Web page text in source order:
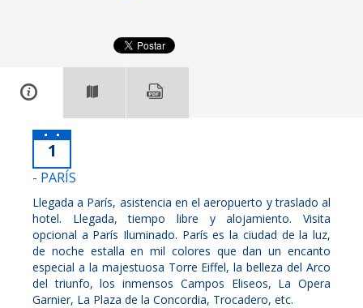
1
- PARÍS
Llegada a París, asistencia en el aeropuerto y traslado al
hotel. Llegada, tiempo libre y alojamiento. Visita
opcional a París Iluminado. París es la ciudad de la luz,
de noche estalla en mil colores que dan un encanto
especial a la majestuosa Torre Eiffel, la belleza del Arco
del triunfo, los inmensos Campos Eliseos, La Opera
Garnier, La Plaza de la Concordia, Trocadero, etc.